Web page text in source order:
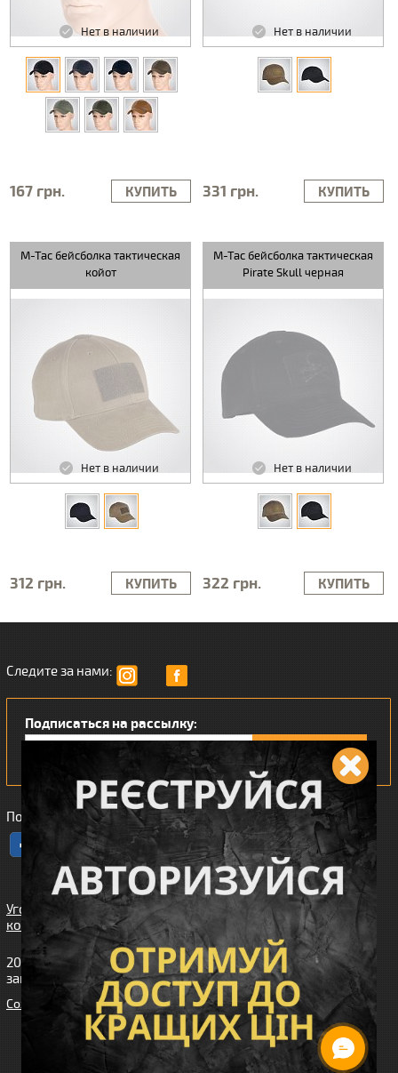
Нет в наличии
167 грн. КУПИТЬ
Нет в наличии
331 грн. КУПИТЬ
M-Tac бейсболка тактическая
койот
Нет в наличии
312 грн. КУПИТЬ
M-Tac бейсболка тактическая
Pirate Skull черная
Нет в наличии
322 грн. КУПИТЬ
Следите за нами:
Подписаться на рассылку:
Понравился наш интернет магазин?
Угода
користувача
2010-2026 интернет-магазин Wiking™ (Викинг). Все права
защищены.
Cоздание сайта